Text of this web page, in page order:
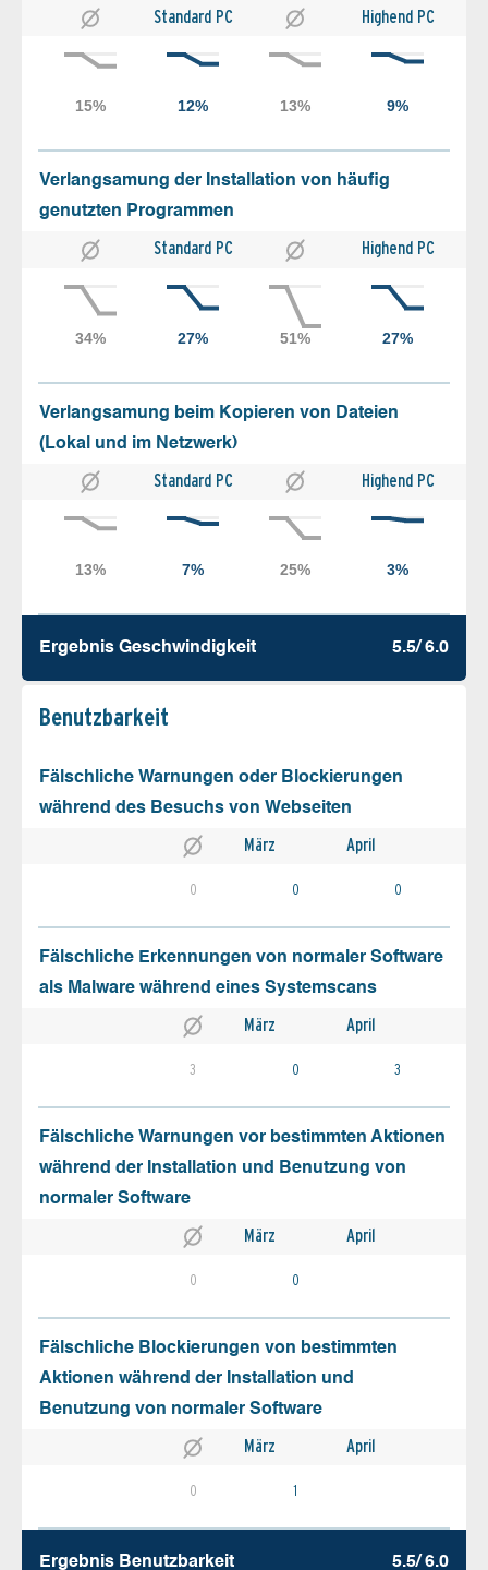
Standard PC Highend PC
Verlangsamung der Installation von häufig
genutzten Programmen
Standard PC Highend PC
Verlangsamung beim Kopieren von Dateien
(Lokal und im Netzwerk)
Standard PC Highend PC
Ergebnis Geschw­indigkeit 5.5/ 6.0
Benutz­barkeit
Fälschliche Warnungen oder Blockierungen
während des Besuchs von Webseiten
März April
0 0 0
Fälschliche Erkennungen von normaler Software
als Malware während eines Systemscans
März April
3 0 3
Fälschliche Warnungen vor bestimmten Aktionen
während der Installation und Benutzung von
normaler Software
März April
0 0
Fälschliche Blockierungen von bestimmten
Aktionen während der Installation und
Benutzung von normaler Software
März April
0 1
Ergebnis Benutz­barkeit 5.5/ 6.0